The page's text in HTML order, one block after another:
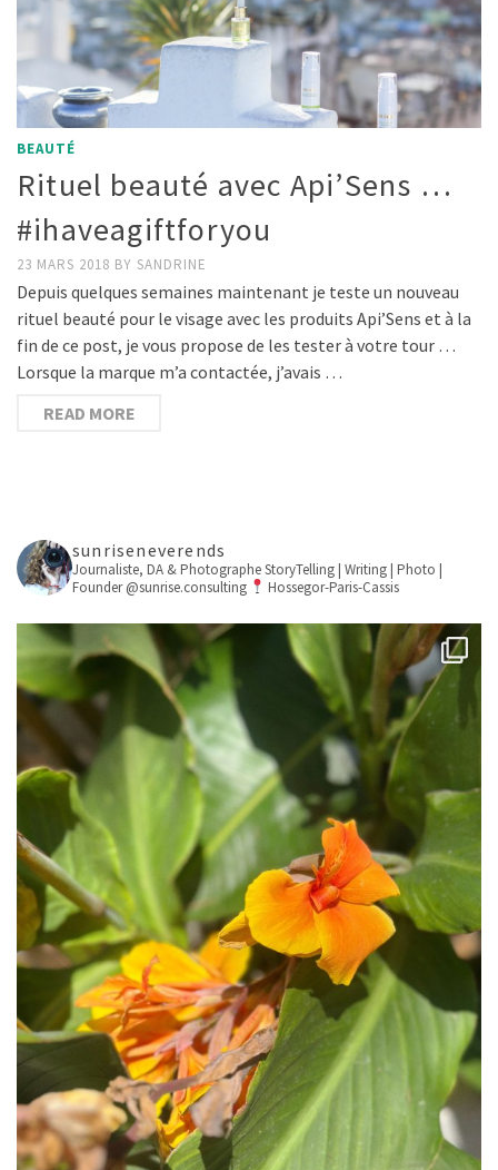
BEAUTÉ
Rituel beauté avec Api’Sens …
#ihaveagiftforyou
23 MARS 2018 BY SANDRINE
Depuis quelques semaines maintenant je teste un nouveau
rituel beauté pour le visage avec les produits Api’Sens et à la
fin de ce post, je vous propose de les tester à votre tour …
Lorsque la marque m’a contactée, j’avais …
READ MORE
sunriseneverends
Journaliste, DA & PhotographeStoryTelling | Writing | Photo |
Founder @sunrise.consulting
Hossegor-Paris-Cassis